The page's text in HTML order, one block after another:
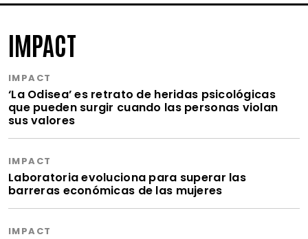
IMPACT
IMPACT
‘La Odisea’ es retrato de heridas psicológicas
que pueden surgir cuando las personas violan
sus valores
IMPACT
Laboratoria evoluciona para superar las
barreras económicas de las mujeres
IMPACT